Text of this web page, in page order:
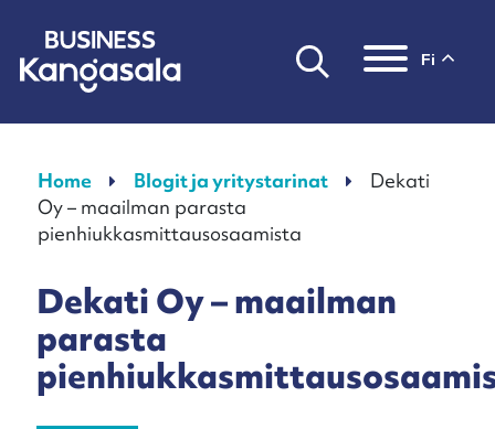
Home Blogit ja yritystarinat
Dekati
Oy – maailman parasta
pienhiukkasmittausosaamista
Dekati Oy – maailman
parasta
fi